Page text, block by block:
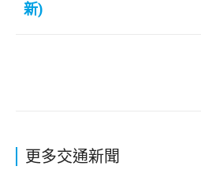
新)
更多交通新聞